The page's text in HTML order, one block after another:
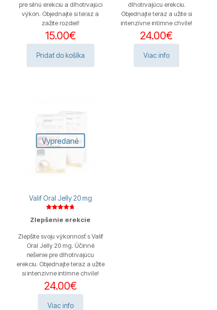
pre silnú erekciu a dlhotrvajúci
výkon. Objednajte si teraz a
zažite rozdiel!
15.00€
Pridať do košíka
dlhotrvajúcu erekciu.
Objednajte teraz a užite si
intenzívne intímne chvíle!
24.00€
Viac info
Vypredané
Valif Oral Jelly 20 mg
4.75
Zlepšenie erekcie
Zlepšite svoju výkonnosť s Valif
Oral Jelly 20 mg. Účinné
riešenie pre dlhotrvajúcu
erekciu. Objednajte teraz a užite
si intenzívne intímne chvíle!
24.00€
Viac info